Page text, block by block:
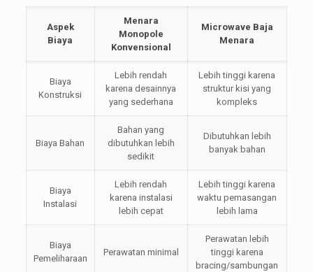
Aspek
Biaya
Menara
Monopole
Konvensional
Microwave Baja
Menara
Biaya
Konstruksi
Lebih rendah
karena desainnya
yang sederhana
Lebih tinggi karena
struktur kisi yang
kompleks
Biaya Bahan
Bahan yang
dibutuhkan lebih
sedikit
Dibutuhkan lebih
banyak bahan
Biaya
Instalasi
Lebih rendah
karena instalasi
lebih cepat
Lebih tinggi karena
waktu pemasangan
lebih lama
Biaya
Pemeliharaan
Perawatan minimal
Perawatan lebih
tinggi karena
bracing/sambungan